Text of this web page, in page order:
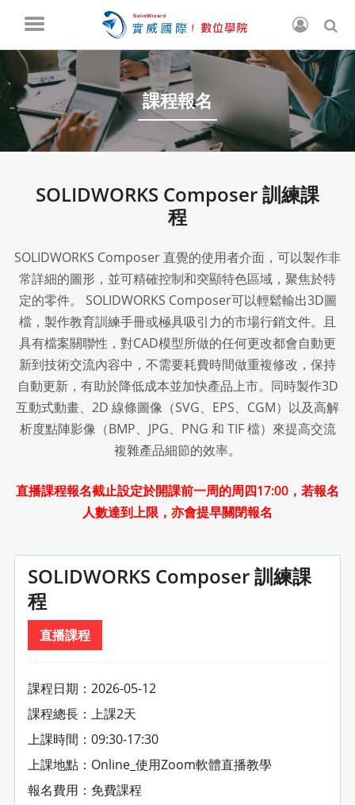
課程報名
SOLIDWORKS Composer 訓練課
程
SOLIDWORKS Composer 直覺的使用者介面，可以製作非
常詳細的圖形，並可精確控制和突顯特色區域，聚焦於特
定的零件。 SOLIDWORKS Composer可以輕鬆輸出3D圖
檔，製作教育訓練手冊或極具吸引力的市場行銷文件。且
具有檔案關聯性，對CAD模型所做的任何更改都會自動更
新到技術交流內容中，不需要耗費時間做重複修改，保持
自動更新，有助於降低成本並加快產品上市。同時製作3D
互動式動畫、2D 線條圖像（SVG、EPS、CGM）以及高解
析度點陣影像（BMP、JPG、PNG 和 TIF 檔）來提高交流
複雜產品細節的效率。
直播課程報名截止設定於開課前一周的周四17:00，若報名
人數達到上限，亦會提早關閉報名
SOLIDWORKS Composer 訓練課
程
直播課程
課程日期：2026-05-12
課程總長：上課2天
上課時間：09:30-17:30
上課地點：Online_使用Zoom軟體直播教學
報名費用：免費課程